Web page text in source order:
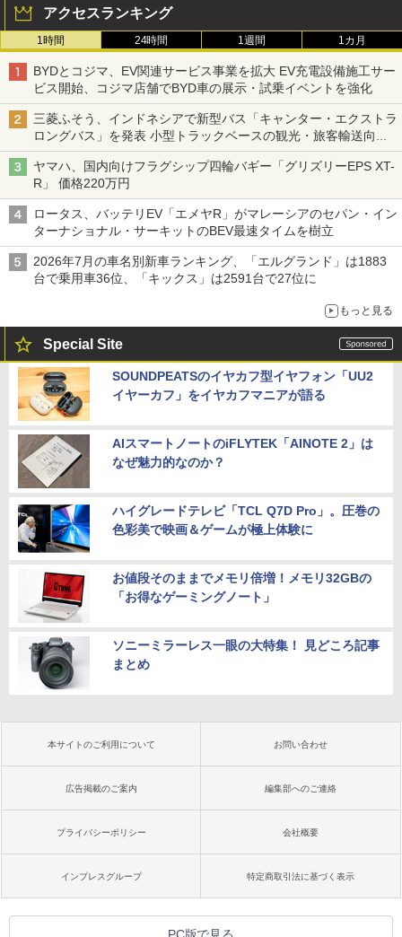
アクセスランキング
1時間 24時間 1週間 1カ月
BYDとコジマ、EV関連サービス事業を拡大 EV充電設備施工サー
ビス開始、コジマ店舗でBYD車の展示・試乗イベントを強化
三菱ふそう、インドネシアで新型バス「キャンター・エクストラ
ロングバス」を発表 小型トラックベースの観光・旅客輸送向け
バス
ヤマハ、国内向けフラグシップ四輪バギー「グリズリーEPS XT-
R」 価格220万円
ロータス、バッテリEV「エメヤR」がマレーシアのセパン・イン
ターナショナル・サーキットのBEV最速タイムを樹立
2026年7月の車名別新車ランキング、「エルグランド」は1883
台で乗用車36位、「キックス」は2591台で27位に
もっと見る
Special Site
SOUNDPEATSのイヤカフ型イヤフォン「UU2
イヤーカフ」をイヤカフマニアが語る
AIスマートノートのiFLYTEK「AINOTE 2」は
なぜ魅力的なのか？
ハイグレードテレビ「TCL Q7D Pro」。圧巻の
色彩美で映画＆ゲームが極上体験に
お値段そのままでメモリ倍増！メモリ32GBの
「お得なゲーミングノート」
ソニーミラーレス一眼の大特集！ 見どころ記事
まとめ
本サイトのご利用について お問い合わせ
広告掲載のご案内 編集部へのご連絡
プライバシーポリシー 会社概要
インプレスグループ 特定商取引法に基づく表示